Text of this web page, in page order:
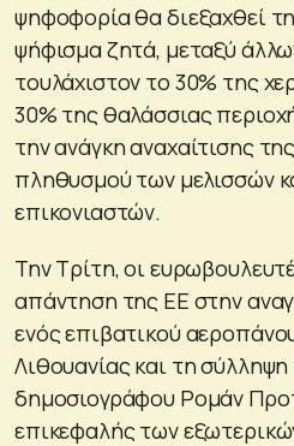
ψηφοφορία θα διεξαχθεί
ψήφισμα ζητά, μεταξύ
τουλάχιστον το 30% της
30% της θαλάσσιας
την ανάγκη αναχαίτισης
πληθυσμού των μελισσών
επικονιαστών.
Την Τρίτη, οι
απάντηση της ΕΕ στην
ενός επιβατικού
Λιθουανίας και τη
δημοσιογράφου Ρομάν
επικεφαλής των